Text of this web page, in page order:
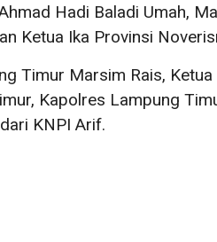
Hadi Baladi Umah,
Ketua Ika Provinsi
Timur Marsim Rais, Ketua
Kapolres Lampung
KNPI Arif.